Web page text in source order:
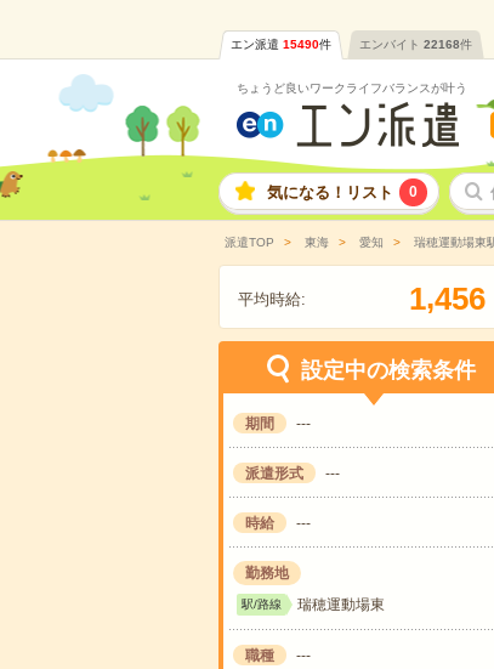
エン派遣 15490件 エンバイト 22168件
ちょうど良いワークライフバランスが叶う
気になる！リスト 0
派遣TOP 東海 愛知 瑞穂運動場東
平均時給: 1,456
設定中の検索条件
期間 ---
派遣形式 ---
時給 ---
勤務地
駅/路線 瑞穂運動場東
職種 ---